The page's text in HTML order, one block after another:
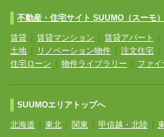
不動産・住宅サイト SUUMO（スーモ）
賃貸 賃貸マンション 賃貸アパート
土地
リノベーション物件 注文住宅
住宅ローン
物件ライブラリー ファ
SUUMOエリアトップへ
北海道 東北 関東 甲信越・北陸